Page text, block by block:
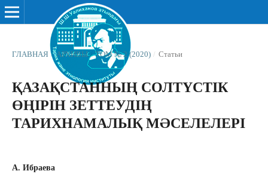
ГЛАВНАЯ / АРХИВЫ / ТОМ № 2 (2020) / Статьи
ҚАЗАҚСТАННЫҢ СОЛТҮСТІК
ӨҢІРІН ЗЕТТЕУДІҢ
ТАРИХНАМАЛЫҚ МƏСЕЛЕЛЕРІ
А. Ибраева